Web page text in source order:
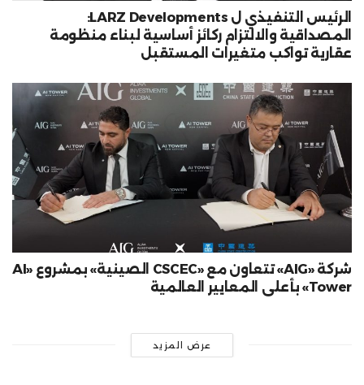
الرئيس التنفيذي ل LARZ Developments:
المصداقية والالتزام ركائز أساسية لبناء منظومة
عقارية تواكب متغيرات المستقبل
شركة «AIG» تتعاون مع «CSCEC الصينية» بمشروع «AI
Tower» بأعلى المعايير العالمية
عرض المزيد